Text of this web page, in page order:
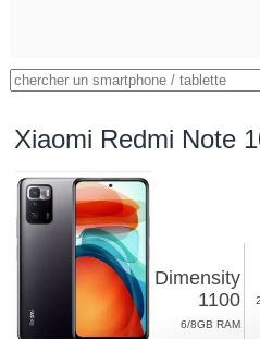
Xiaomi Redmi Note
Dimensity
1100
6/8GB RAM